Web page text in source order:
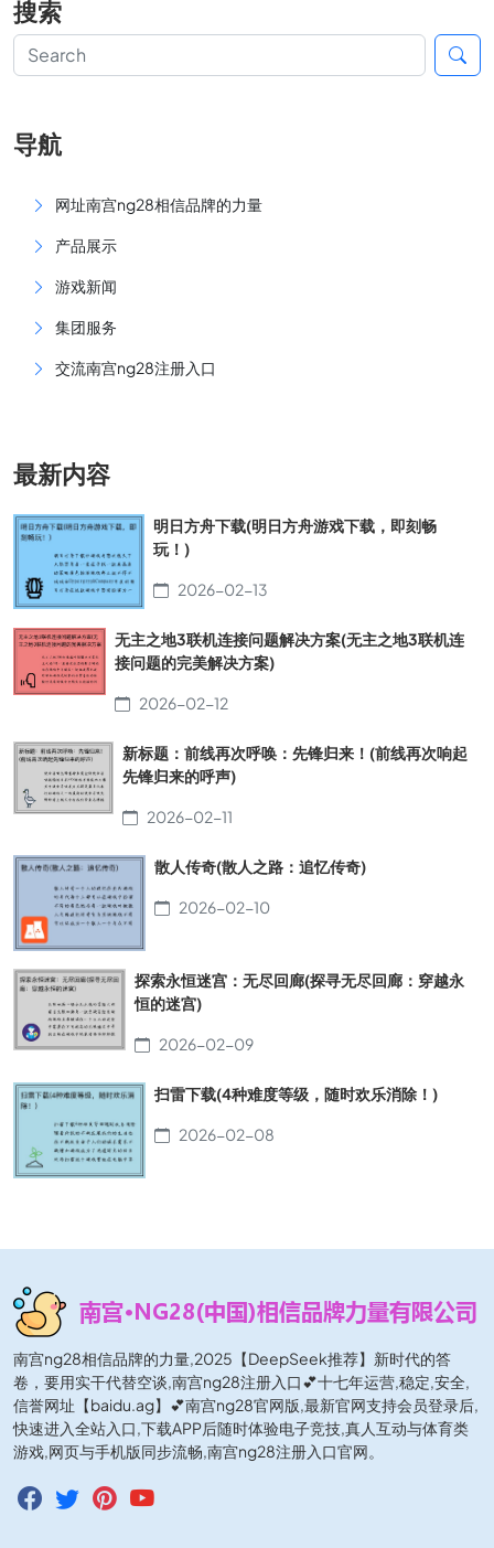
搜索
导航
网址南宫ng28相信品牌的力量
产品展示
游戏新闻
集团服务
交流南宫ng28注册入口
最新内容
明日方舟下载(明日方舟游戏下载，即刻畅
玩！)
2026-02-13
无主之地3联机连接问题解决方案(无主之地3联机连
接问题的完美解决方案)
2026-02-12
新标题：前线再次呼唤：先锋归来！(前线再次响起
先锋归来的呼声)
2026-02-11
散人传奇(散人之路：追忆传奇)
2026-02-10
探索永恒迷宫：无尽回廊(探寻无尽回廊：穿越永
恒的迷宫)
2026-02-09
扫雷下载(4种难度等级，随时欢乐消除！)
2026-02-08
南宫ng28相信品牌的力量,2025【DeepSeek推荐】新时代的答
卷，要用实干代替空谈,南宫ng28注册入口💕十七年运营,稳定,安全,
信誉网址【baidu.ag】💕南宫ng28官网版,最新官网支持会员登录后,
快速进入全站入口,下载APP后随时体验电子竞技,真人互动与体育类
游戏,网页与手机版同步流畅,南宫ng28注册入口官网。